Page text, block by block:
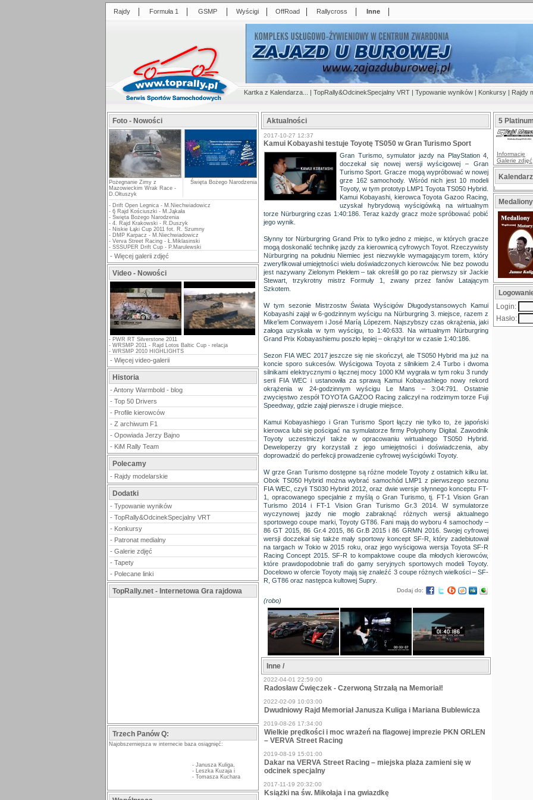
Rajdy | Formuła 1 | GSMP | Wyścigi | OffRoad | Rallycross | Inne |
Kartka z Kalendarza... | TopRally&OdcinekSpecjalny VRT | Typowanie wyników | Konkursy | Rajdy
Foto - Nowości
Pożegnanie Zimy z
Mazowieckim Wrak Race -
D.Ołtuszyk
Święta Bożego Narodzenia
- Drift Open Legnica - M.Niechwiadowicz
- 6 Rajd Kościuszki - M.Jąkała
- Święta Bożego Narodzenia
- 4. Rajd Krakowski - R.Duszyk
- Niskie Łąki Cup 2011 fot. R. Szumny
- DMP Karpacz - M.Niechwiadowicz
- Verva Street Racing - Ł.Miklasinski
- SSSUPER Drift Cup - P.Marulewski
- Więcej galerii zdjęć
Video - Nowości
- PWR RT Silverstone 2011
- WRSMP 2011 - Rajd Lotos Baltic Cup - relacja
- WRSMP 2010 HIGHLIGHTS
- Więcej video-galerii
Historia
- Antony Warmbold - blog
- Top 50 Drivers
- Profile kierowców
- Z archiwum F1
- Opowiada Jerzy Bajno
- KiM Rally Team
Polecamy
- Rajdy modelarskie
Dodatki
- Typowanie wyników
- TopRally&OdcinekSpecjalny VRT
- Konkursy
- Patronat medialny
- Galerie zdjęć
- Tapety
- Polecane linki
TopRally.net - Internetowa Gra rajdowa
Trzech Panów Q:
Najobszerniejsza w internecie baza osiągnięć:
- Janusza Kuliga,
- Leszka Kuzaja i
- Tomasza Kuchara
Aktualności
2017-10-27 12:37
Kamui Kobayashi testuje Toyotę TS050 w Gran Turismo Sport
Gran Turismo, symulator jazdy na PlayStation 4,
doczekał się nowej wersji wyścigowej – Gran
Turismo Sport. Gracze mogą wypróbować w nowej
grze 162 samochody. Wśród nich jest 10 modeli
Toyoty, w tym prototyp LMP1 Toyota TS050 Hybrid.
Kamui Kobayashi, kierowca Toyota Gazoo Racing,
uzyskał hybrydową wyścigówką na wirtualnym
torze Nürburgring czas 1:40:186. Teraz każdy gracz może spróbować pobić
jego wynik.
Słynny tor Nürburgring Grand Prix to tylko jedno z miejsc, w których gracze
mogą doskonalić technikę jazdy za kierownicą cyfrowych Toyot. Rzeczywisty
Nürburgring na południu Niemiec jest niezwykle wymagającym torem, który
zweryfikował umiejętności wielu doświadczonych kierowców. Nie bez powodu
jest nazywany Zielonym Piekłem – tak określił go po raz pierwszy sir Jackie
Stewart, trzykrotny mistrz Formuły 1, zwany przez fanów Latającym
Szkotem.
W tym sezonie Mistrzostw Świata Wyścigów Długodystansowych Kamui
Kobayashi zajął w 6-godzinnym wyścigu na Nürburgring 3. miejsce, razem z
Mike’iem Conwayem i José Maríą Lópezem. Najszybszy czas okrążenia, jaki
załoga uzyskała w tym wyścigu, to 1:40:633. Na wirtualnym Nürburgring
Grand Prix Kobayashiemu poszło lepiej – okrążył tor w czasie 1:40:186.
Sezon FIA WEC 2017 jeszcze się nie skończył, ale TS050 Hybrid ma już na
koncie sporo sukcesów. Wyścigowa Toyota z silnikiem 2.4 Turbo i dwoma
silnikami elektrycznymi o łącznej mocy 1000 KM wygrała w tym roku 3 rundy
serii FIA WEC i ustanowiła za sprawą Kamui Kobayashiego nowy rekord
okrążenia w 24-godzinnym wyścigu Le Mans – 3:04:791. Ostatnie
zwycięstwo zespół TOYOTA GAZOO Racing zaliczył na rodzimym torze Fuji
Speedway, gdzie zajął pierwsze i drugie miejsce.
Kamui Kobayashiego i Gran Turismo Sport łączy nie tylko to, że japoński
kierowca lubi się pościgać na symulatorze firmy Polyphony Digital. Zawodnik
Toyoty uczestniczył także w opracowaniu wirtualnego TS050 Hybrid.
Deweloperzy gry korzystali z jego umiejętności i doświadczenia, aby
doprowadzić do perfekcji prowadzenie cyfrowej wyścigówki Toyoty.
W grze Gran Turismo dostępne są różne modele Toyoty z ostatnich kilku lat.
Obok TS050 Hybrid można wybrać samochód LMP1 z pierwszego sezonu
FIA WEC, czyli TS030 Hybrid 2012, oraz dwie wersje słynnego konceptu FT-
1, opracowanego specjalnie z myślą o Gran Turismo, tj. FT-1 Vision Gran
Turismo 2014 i FT-1 Vision Gran Turismo Gr.3 2014. W symulatorze
wyczynowej jazdy nie mogło zabraknąć różnych wersji aktualnego
sportowego coupe marki, Toyoty GT86. Fani mają do wyboru 4 samochody –
86 GT 2015, 86 Gr.4 2015, 86 Gr.B 2015 i 86 GRMN 2016. Swojej cyfrowej
wersji doczekał się także mały sportowy koncept SF-R, który zadebiutował
na targach w Tokio w 2015 roku, oraz jego wyścigowa wersja Toyota SF-R
Racing Concept 2015. SF-R to kompaktowe coupe dla młodych kierowców,
które prawdopodobnie trafi do gamy seryjnych sportowych modeli Toyoty.
Docelowo w ofercie Toyoty mają się znaleźć 3 coupe różnych wielkości – SF-
R, GT86 oraz następca kultowej Supry.
Dodaj do:
(robo)
Inne /
2022-04-01 22:59:00
Radosław Ćwięczek - Czerwoną Strzałą na Memoriał!
2022-02-09 10:03:00
Dwudniowy Rajd Memoriał Janusza Kuliga i Mariana Bublewicza
2019-08-26 17:34:00
Wielkie prędkości i moc wrażeń na flagowej imprezie PKN ORLEN
– VERVA Street Racing
2019-08-19 15:01:00
Dakar na VERVA Street Racing – miejska plaża zamieni się w
odcinek specjalny
2017-11-19 20:32:00
Książki na św. Mikołaja i na gwiazdkę
5
Informacje
Galerie zdjęć
Login:
Hasło: